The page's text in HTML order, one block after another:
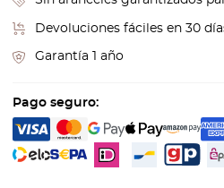
Devoluciones fáciles en 30
Garantía 1 año
Pago seguro: